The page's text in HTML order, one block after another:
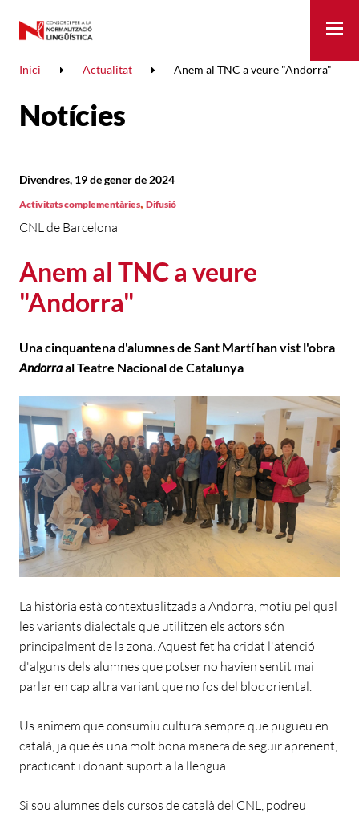
Inici Actualitat Anem al TNC a veure "Andorra"
Notícies
Anem al TNC a veure
"Andorra"
CNL de Barcelona
Divendres, 19 de gener de 2024
Activitats complementàries, Difusió
Una cinquantena d'alumnes de Sant Martí han vist l'obra
Andorraal Teatre Nacional de Catalunya
La història està contextualitzada a Andorra, motiu pel qual
les variants dialectals que utilitzen els actors són
principalment de la zona. Aquest fet ha cridat l'atenció
d'alguns dels alumnes que potser no havien sentit mai
parlar en cap altra variant que no fos del bloc oriental.
Us animem que consumiu cultura sempre que pugueu en
català, ja que és una molt bona manera de seguir aprenent,
practicant i donant suport a la llengua.
Si sou alumnes dels cursos de català del CNL, podreu